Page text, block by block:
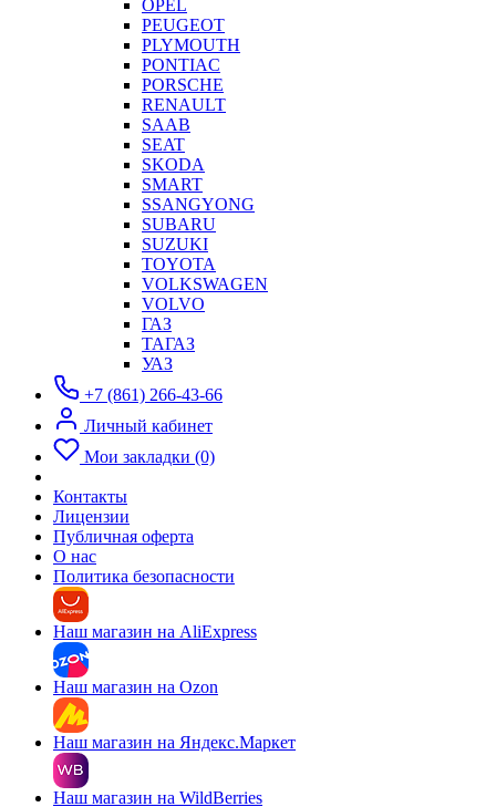
OPEL
PEUGEOT
PLYMOUTH
PONTIAC
PORSCHE
RENAULT
SAAB
SEAT
SKODA
SMART
SSANGYONG
SUBARU
SUZUKI
TOYOTA
VOLKSWAGEN
VOLVO
ГАЗ
ТАГАЗ
УАЗ
+7 (861) 266-43-66
Личный кабинет
Мои закладки (0)
Контакты
Лицензии
Публичная оферта
О нас
Политика безопасности
Наш магазин на AliExpress
Наш магазин на Ozon
Наш магазин на Яндекс.Маркет
Наш магазин на WildBerries